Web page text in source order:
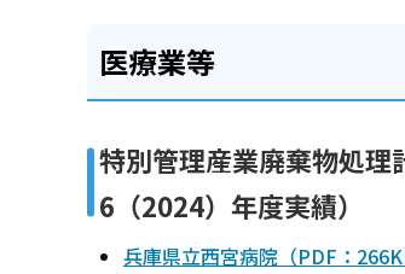
医療業等
特別管理産業廃棄物処
6（2024）年度実績）
兵庫県立西宮病院（PDF：